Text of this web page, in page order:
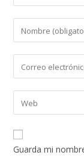
Introduce
tu
nombre
de
usuario
para
comentar
tu
dirección
de
electrónico
para
Introduce
la
URL
de
Guarda mi